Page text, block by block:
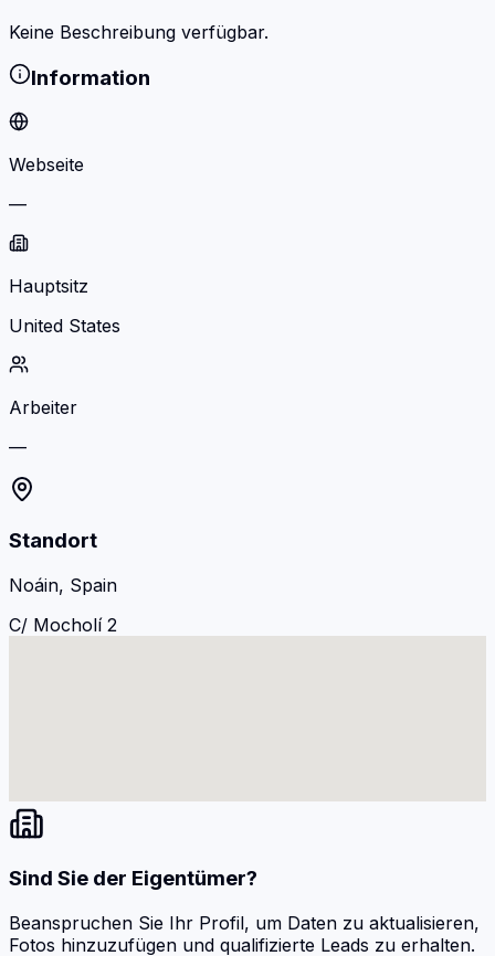
Keine Beschreibung verfügbar.
Information
Webseite
—
Hauptsitz
United States
Arbeiter
—
Standort
Noáin, Spain
C/ Mocholí 2
Sind Sie der Eigentümer?
Beanspruchen Sie Ihr Profil, um Daten zu aktualisieren,
Fotos hinzuzufügen und qualifizierte Leads zu erhalten.